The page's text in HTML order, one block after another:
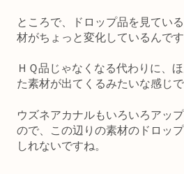
ところで、ドロップ品を見てい
材がちょっと変化しているんです
ＨＱ品じゃなくなる代わりに、
た素材が出てくるみたいな感じで
ウズネアカナルもいろいろアッ
ので、この辺りの素材のドロッ
しれないですね。